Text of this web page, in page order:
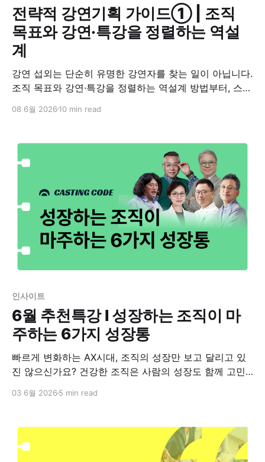
전략적 강연기획 가이드① | 조직
목표와 강연·특강을 정렬하는 역설
계
강연 섭외는 단순히 유명한 강연자를 찾는 일이 아닙니다.
조직 목표와 강연·특강을 정렬하는 역설계 방법부터, 스타
기준을 살펴봅니다.
08 6월 2026 10 min read
인사이트
6월 추천특강 I 성장하는 조직이 마
주하는 6가지 성장통
빠르게 변화하는 AX시대, 조직의 성장만 보고 달리고 있
진 않으신가요? 건강한 조직은 사람의 성장도 함께 고민
해 필요한 관점을 만나보세요. 조직마다 겪는 성장통은 다
고민하겠습니다.
03 6월 2026 5 min read